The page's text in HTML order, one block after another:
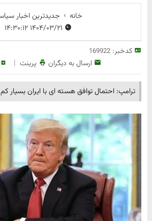
خانه
جدیدترین اخبار
کدخبر:169922
ارسال به دیگران پرینت |
ترامپ: احتمال توافق هسته ای با ایران